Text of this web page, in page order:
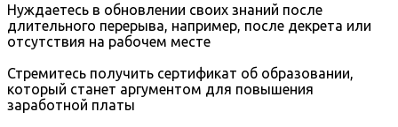
Нуждаетесь в обновлении своих знаний после
длительного перерыва, например, после декрета или
отсутствия на рабочем месте
Стремитесь получить сертификат об образовании,
который станет аргументом для повышения
заработной платы